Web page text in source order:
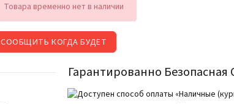
Товара временно нет в наличии
СООБЩИТЬ КОГДА БУДЕТ
Гарантированно Безопасная